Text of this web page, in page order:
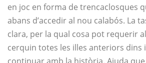
en joc en forma de trencaclosques
abans d’accedir al nou calabós. La
clara, per la qual cosa pot requerir
cerquin totes les illes anteriors dins